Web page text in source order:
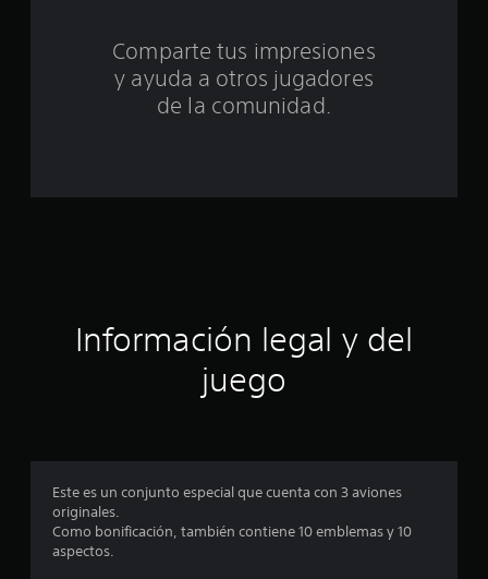
d
n
e
Comparte tus impresiones
y ayuda a otros jugadores
de la comunidad.
Información legal y del
juego
Este es un conjunto especial que cuenta con 3 aviones
originales.
Como bonificación, también contiene 10 emblemas y 10
aspectos.